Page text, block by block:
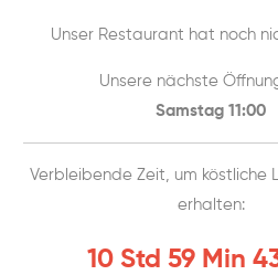
Unser Restaurant hat noch
Unsere nächste
Samstag 11:00
Verbleibende Zeit, um köstliche
erhalten:
10 Std 59 Min